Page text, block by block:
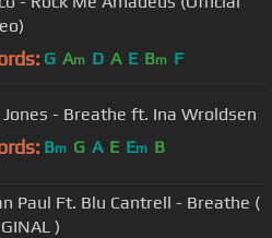
G Am D A E Bm F
Jones - Breathe ft. Ina Wroldsen
Bm G A E Em B
Paul Ft. Blu Cantrell - Breathe (
)